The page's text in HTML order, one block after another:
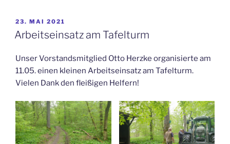
VERÖFFENTLICHT
AM
23. MAI 2021
Arbeitseinsatz am Tafelturm
Unser Vorstandsmitglied Otto Herzke organisierte am
11.05. einen kleinen Arbeitseinsatz am Tafelturm.
Vielen Dank den fleißigen Helfern!